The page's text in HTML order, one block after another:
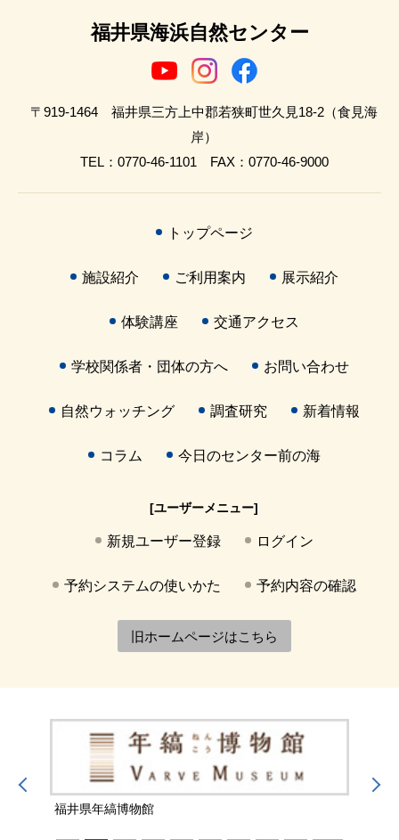
福井県海浜自然センター
〒919-1464 福井県三方上中郡若狭町世久見18-2（食見海
岸）
TEL：0770-46-1101 FAX：0770-46-9000
トップページ
施設紹介 ご利用案内 展示紹介
体験講座 交通アクセス
学校関係者・団体の方へ お問い合わせ
自然ウォッチング 調査研究 新着情報
コラム 今日のセンター前の海
[ユーザーメニュー]
新規ユーザー登録 ログイン
予約システムの使いかた 予約内容の確認
旧ホームページはこちら
福井県年縞博物館